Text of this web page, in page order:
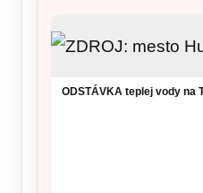
ODSTÁVKA teplej vody na